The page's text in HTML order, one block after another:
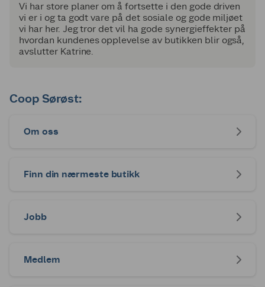
Vi har store planer om å fortsette i den gode driven
vi er i og ta godt vare på det sosiale og gode miljøet
vi har her. Jeg tror det vil ha gode synergieffekter på
hvordan kundenes opplevelse av butikken blir også,
avslutter Katrine.
Coop Sørøst:
Om oss
Finn din nærmeste butikk
Jobb
Medlem